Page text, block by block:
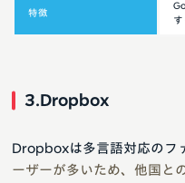
特徴
す
3.Dropbox
Dropboxは多言語対応のフ
ーザーが多いため、他国と